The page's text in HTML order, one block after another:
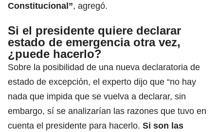
Constitucional”, agregó.
Si el presidente quiere declarar
estado de emergencia otra vez,
¿puede hacerlo?
Sobre la posibilidad de una nueva declaratoria de
estado de excepción, el experto dijo que “no hay
nada que impida que se vuelva a declarar, sin
embargo, sí se analizarían las razones que tuvo en
cuenta el presidente para hacerlo. Si son las